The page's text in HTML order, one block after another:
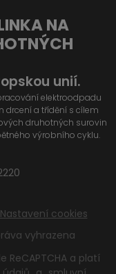
NA
unií.
elektroodpadu
a třídění s cílem
druhotných surovin
výrobního cyklu.
vyhrazena
Nastavení cookies
a platí